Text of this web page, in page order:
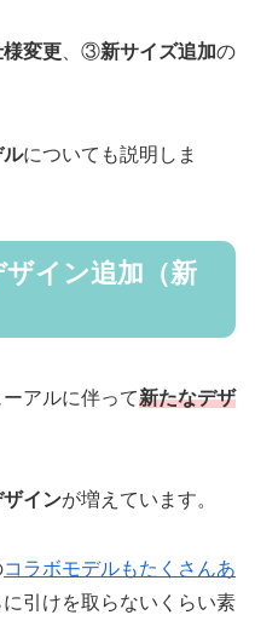
変更 、③新サイズ追加の
ルについても説明しま
イン追加（新
アルに伴って新たなデザ
インが増えています。
コラボモデルもたくさんあ
引けを取らないくらい素